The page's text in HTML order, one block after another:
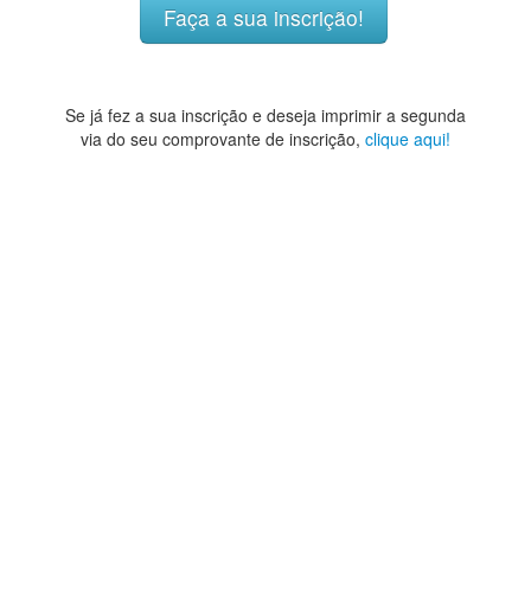
Faça a sua inscrição!
Se já fez a sua inscrição e deseja imprimir a segunda
via do seu comprovante de inscrição, clique aqui!